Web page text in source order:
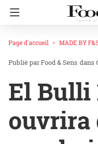
Page d'accueil MADE BY
Food & Sens dans
El Bulli
ouvrira